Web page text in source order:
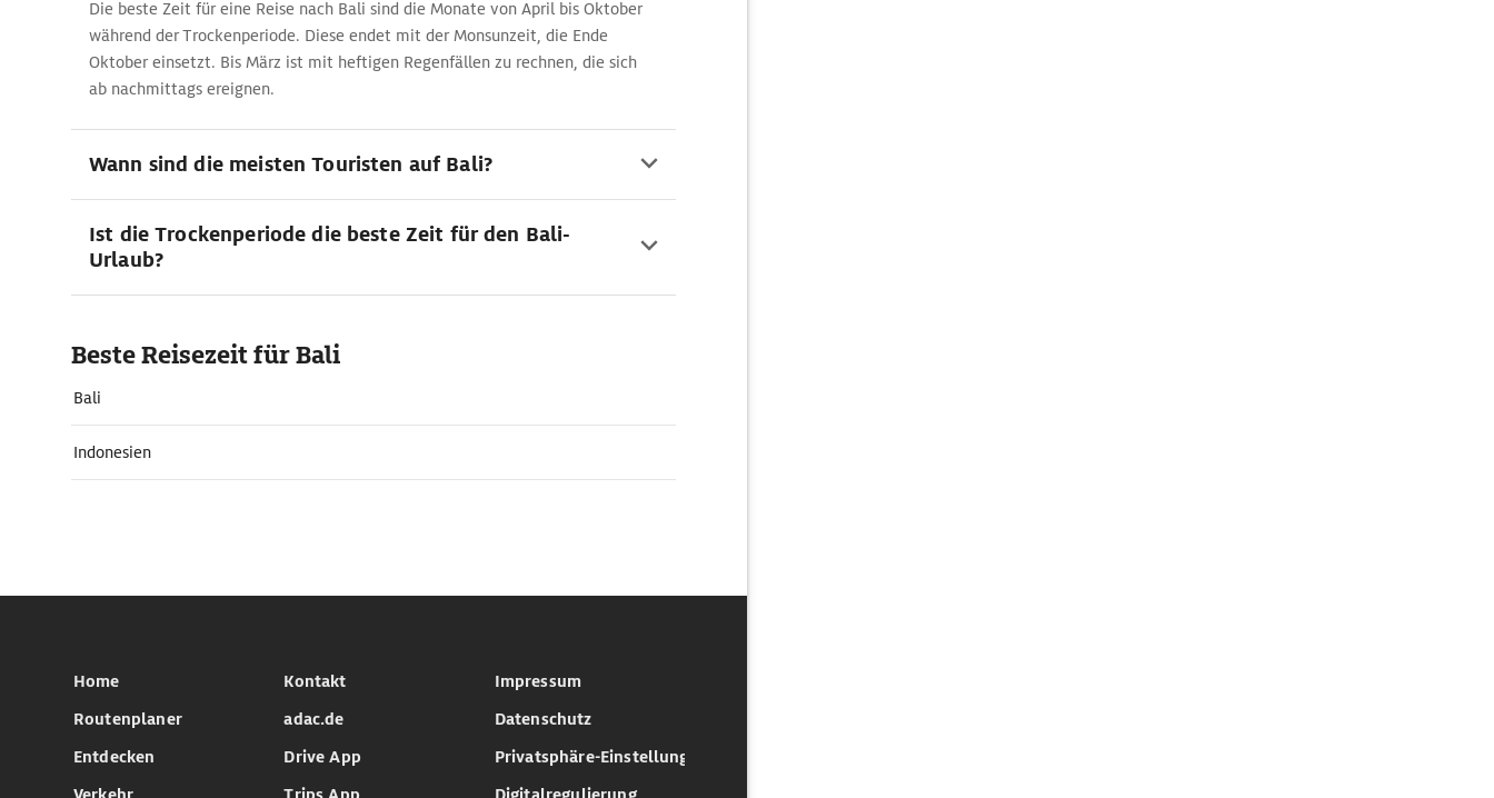
Die beste Zeit für eine Reise nach Bali sind die Monate von April bis Oktober
während der Trockenperiode. Diese endet mit der Monsunzeit, die Ende
Oktober einsetzt. Bis März ist mit heftigen Regenfällen zu rechnen, die sich
ab nachmittags ereignen.
Wann sind die meisten Touristen auf Bali?
Ist die Trockenperiode die beste Zeit für den Bali-
Urlaub?
Beste Reisezeit für Bali
Bali
Indonesien
Home
Routenplaner
Entdecken
Kontakt
adac.de
Drive App
Impressum
Datenschutz
Privatsphäre-Einstellungen